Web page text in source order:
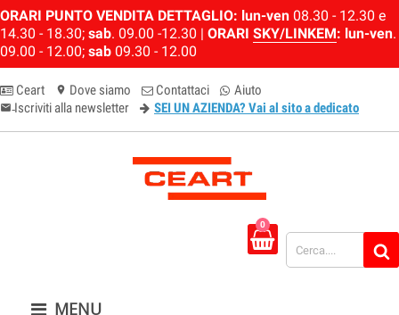
ORARI PUNTO VENDITA DETTAGLIO: lun-ven 08.30 - 12.30 e
14.30 - 18.30; sab. 09.00 -12.30 | ORARI SKY/LINKEM: lun-ven.
09.00 - 12.00; sab 09.30 - 12.00
Ceart location_on Dove siamo Contattaci Aiuto
email-newsletter
Iscriviti alla newsletter SEI UN AZIENDA? Vai al sito a dedicato
0
MENU